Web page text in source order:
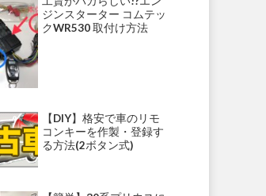
ジンスターター コムテッ
クWR530 取付け方法
【DIY】格安で車のリモ
コンキーを作製・登録す
る方法(2ボタン式)